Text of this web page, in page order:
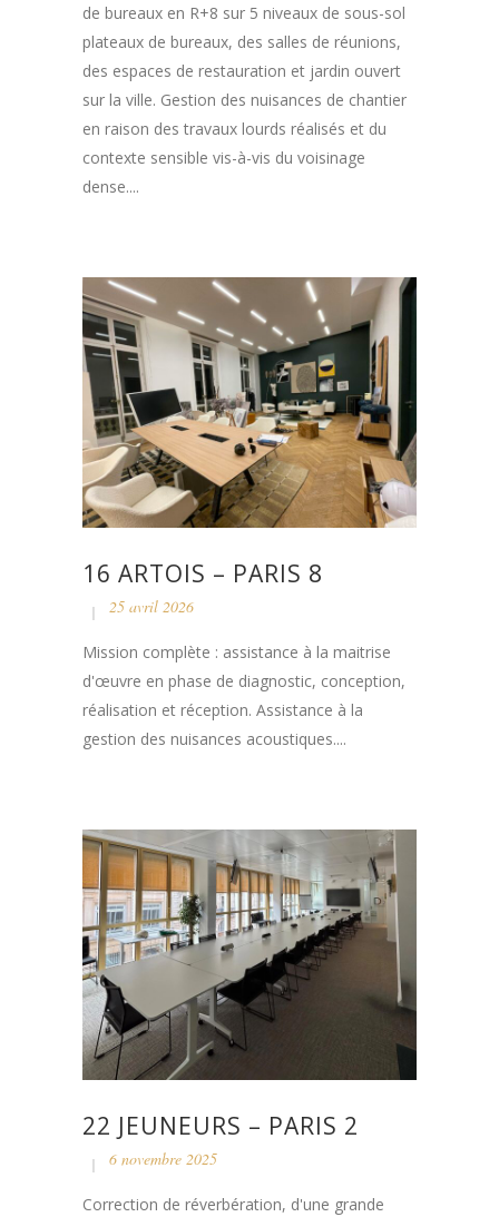
de bureaux en R+8 sur 5 niveaux de sous-sol
plateaux de bureaux, des salles de réunions,
des espaces de restauration et jardin ouvert
sur la ville. Gestion des nuisances de chantier
en raison des travaux lourds réalisés et du
contexte sensible vis-à-vis du voisinage
dense....
16 ARTOIS – PARIS 8
25 avril 2026
Mission complète : assistance à la maitrise
d'œuvre en phase de diagnostic, conception,
réalisation et réception. Assistance à la
gestion des nuisances acoustiques....
22 JEUNEURS – PARIS 2
6 novembre 2025
Correction de réverbération, d'une grande